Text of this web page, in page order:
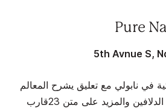
Pure
في نابولي مع تعليق يشرح المعالم
السياحية والبيئة ؛ شاهد الدلافين والمزيد على متن 23قارب